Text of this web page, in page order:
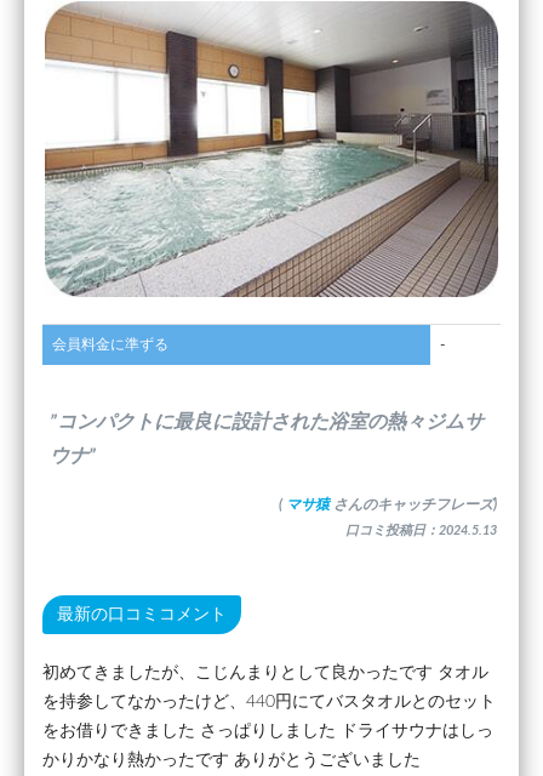
会員料金に準ずる -
”コンパクトに最良に設計された浴室の熱々ジムサ
ウナ”
( マサ猿 さんのキャッチフレーズ)
口コミ投稿日：2024.5.13
最新の口コミコメント
初めてきましたが、こじんまりとして良かったです タオル
を持参してなかったけど、440円にてバスタオルとのセット
をお借りできました さっぱりしました ドライサウナはしっ
かりかなり熱かったです ありがとうございました